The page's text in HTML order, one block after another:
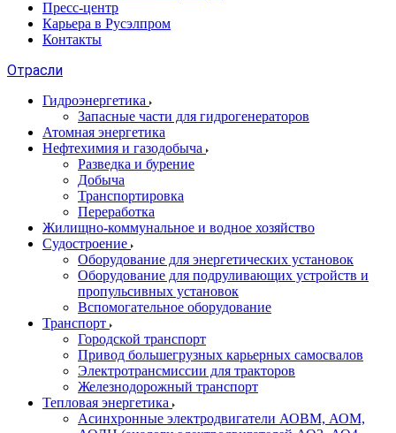
Пресс-центр
Карьера в Русэлпром
Контакты
Отрасли
Гидроэнергетика
Запасные части для гидрогенераторов
Атомная энергетика
Нефтехимия и газодобыча
Разведка и бурение
Добыча
Транспортировка
Переработка
Жилищно-коммунальное и водное хозяйство
Судостроение
Оборудование для энергетических установок
Оборудование для подруливающих устройств и
пропульсивных установок
Вспомогательное оборудование
Транспорт
Городской транспорт
Привод большегрузных карьерных самосвалов
Электротрансмиссии для тракторов
Железнодорожный транспорт
Тепловая энергетика
Асинхронные электродвигатели АОВМ, АОМ,